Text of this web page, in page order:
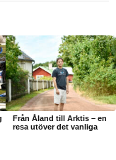
Från Åland till Arktis – en
resa utöver det vanliga